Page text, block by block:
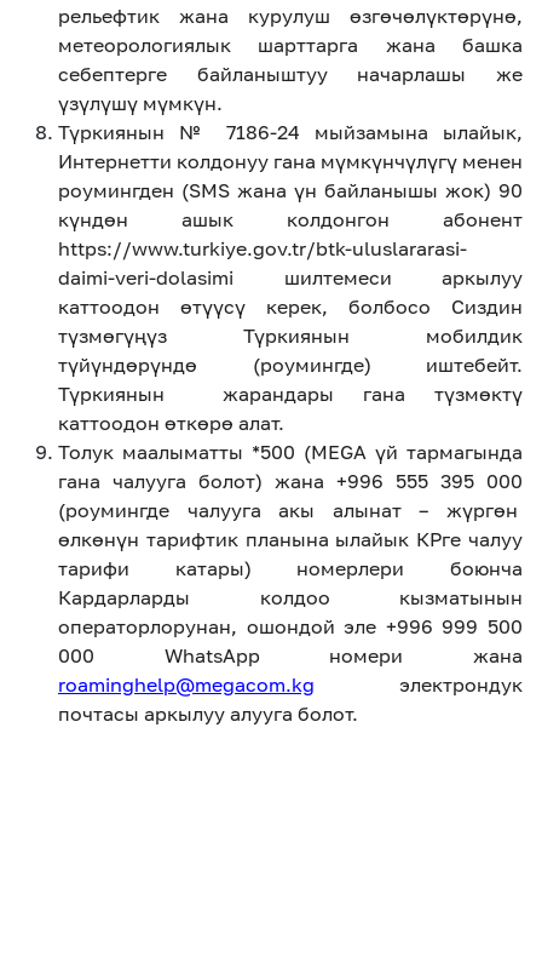
рельефтик жана курулуш өзгөчөлүктөрүнө,
метеорологиялык шарттарга жана башка
себептерге байланыштуу начарлашы же
үзүлүшү мүмкүн.
Түркиянын № 7186-24 мыйзамына ылайык,
Интернетти колдонуу гана мүмкүнчүлүгү менен
роумингден (SMS жана үн байланышы жок) 90
күндөн ашык колдонгон абонент
https://www.turkiye.gov.tr/btk-uluslararasi-
daimi-veri-dolasimi шилтемеси аркылуу
каттоодон өтүүсү керек, болбосо Сиздин
түзмөгүңүз Түркиянын мобилдик
түйүндөрүндө (роумингде) иштебейт.
Түркиянын жарандары гана түзмөктү
каттоодон өткөрө алат.
Толук маалыматты *500 (MEGA үй тармагында
гана чалууга болот) жана +996 555 395 000
(роумингде чалууга акы алынат – жүргөн
өлкөнүн тарифтик планына ылайык КРге чалуу
тарифи катары) номерлери боюнча
Кардарларды колдоо кызматынын
операторлорунан, ошондой эле +996 999 500
000 WhatsApp номери жана
roaminghelp@megacom.kg электрондук
почтасы аркылуу алууга болот.